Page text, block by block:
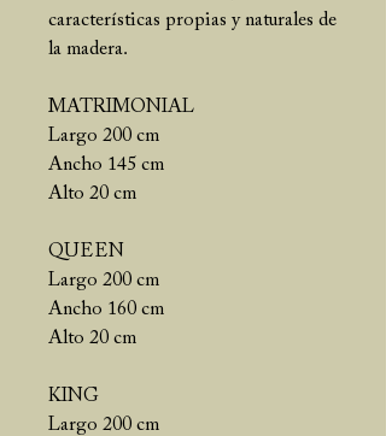
características propias y naturales de
la madera.
MATRIMONIAL
Largo 200 cm
Ancho 145 cm
Alto 20 cm
QUEEN
Largo 200 cm
Ancho 160 cm
Alto 20 cm
KING
Largo 200 cm